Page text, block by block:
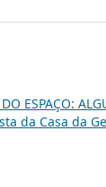
ESPAÇO:
da Casa da